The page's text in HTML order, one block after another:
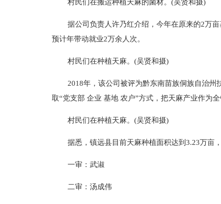
村民们在搬运种植天麻的菌材。(吴贤和摄)
据公司负责人许乃红介绍，今年在原来的2万
预计年带动就业2万余人次。
村民们在种植天麻。(吴贤和摄)
2018年，该公司被评为黔东南苗族侗族自治
取“党支部 企业 基地 农户”方式，把天麻产业作为
村民们在种植天麻。(吴贤和摄)
据悉，镇远县目前天麻种植面积达到3.23万亩
一审：武淑
二审：汤成伟